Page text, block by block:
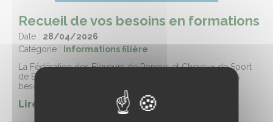
Recueil de vos besoins en formations
Date : 28/04/2026
Catégorie :
Informations filière
La Fédération des Eleveurs de Poneys et Chevaux de Sport
de Bourgogne Franche-Comté souhaiterait connaître les
besoins en formation de ses adhérents
Lire la suite de l'article